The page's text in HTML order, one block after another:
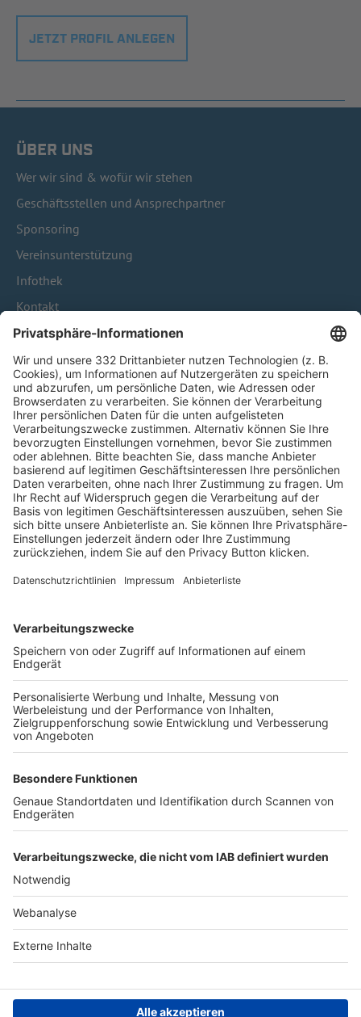
JETZT PROFIL ANLEGEN
ÜBER UNS
Wer wir sind & wofür wir stehen
Geschäftsstellen und Ansprechpartner
Sponsoring
Vereinsunterstützung
Infothek
Kontakt
HÄUFIG BESUCHTE SEITEN
Pässe und Vereinswechsel
Trainerausbildung
Schulungsangebot Vereinsmitarbeiter
BFV-Geschäftsstellen
Trainerbörse
Login SpielPlus
FOLGE DEM BFV
TOP-VEREINE
TOP-PARTNER
Nutzungsbedingungen Datenschutz Impressum